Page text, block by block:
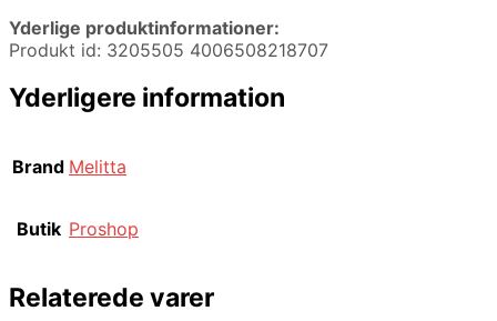
Yderlige produktinformationer:
Produkt id: 3205505 4006508218707
Yderligere information
Brand Melitta
Butik Proshop
Relaterede varer